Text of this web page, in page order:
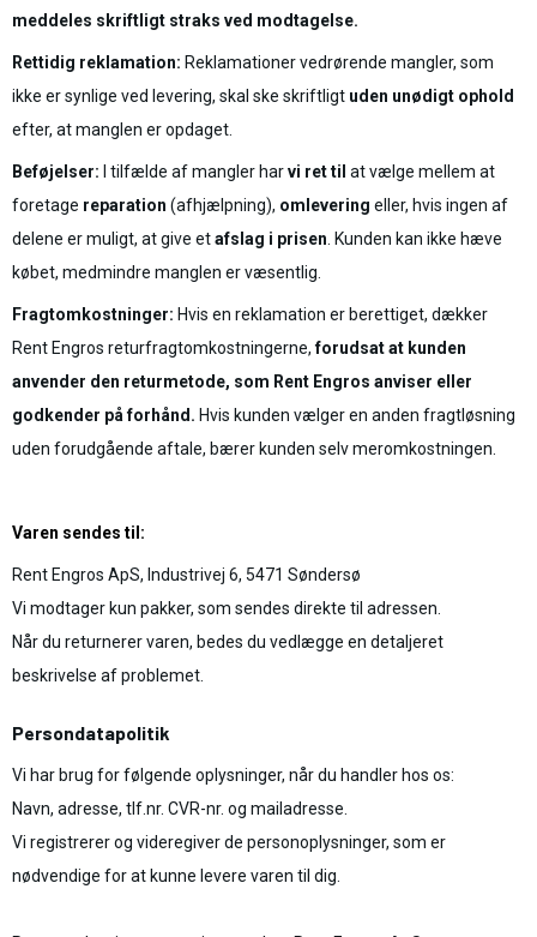
meddeles skriftligt straks ved modtagelse.
Rettidig reklamation: Reklamationer vedrørende mangler, som
ikke er synlige ved levering, skal ske skriftligt uden unødigt ophold
efter, at manglen er opdaget.
Beføjelser: I tilfælde af mangler harvi ret til at vælge mellem at
foretage reparation (afhjælpning), omlevering eller, hvis ingen af
delene er muligt, at give etafslag i prisen . Kunden kan ikke hæve
købet, medmindre manglen er væsentlig.
Fragtomkostninger: Hvis en reklamation er berettiget, dækker
Rent Engros returfragtomkostningerne,forudsat at kunden
anvender den returmetode, som Rent Engros anviser eller
godkender på forhånd. Hvis kunden vælger en anden fragtløsning
uden forudgående aftale, bærer kunden selv meromkostningen.
Varen sendes til:
Rent Engros ApS, Industrivej 6, 5471 Søndersø
Vi modtager kun pakker, som sendes direkte til adressen.
Når du returnerer varen, bedes du vedlægge en detaljeret
beskrivelse af problemet.
Persondatapolitik
Vi har brug for følgende oplysninger, når du handler hos os:
Navn, adresse, tlf.nr. CVR-nr. og mailadresse.
Vi registrerer og videregiver de personoplysninger, som er
nødvendige for at kunne levere varen til dig.